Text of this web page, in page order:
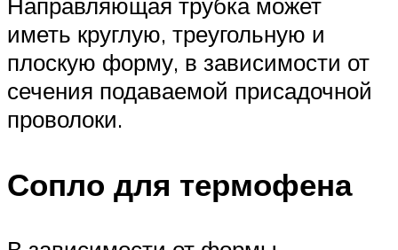
иметь круглую, треугольную и
плоскую форму, в зависимости от
сечения подаваемой присадочной
проволоки.
Сопло для термофена